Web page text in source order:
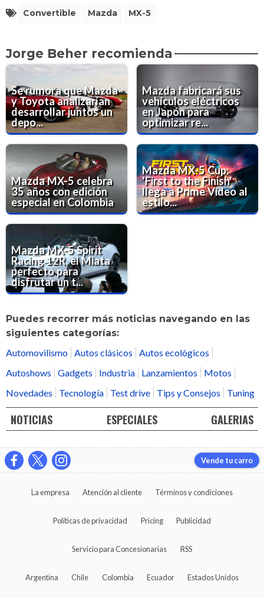
Convertible Mazda MX-5
Jorge Beher recomienda
Se rumora que Mazda
y Toyota analizarían
desarrollar juntos un
depo...
Mazda fabricará sus
vehículos eléctricos
en Japón para
optimizar re...
Mazda MX-5 celebra
35 años con edición
especial en Colombia
Mazda MX-5 Cup:
'First to the Finish'
llega a Prime Video al
estilo...
Mazda MX-5 Spirit
Racing 12R, el Miata
perfecto para
disfrutar un t...
Puedes recorrer más noticias navegando en las
siguientes categorías:
Automovilismo Autos clásicos
Autos ecológicos
Autoshows
Gadgets Industria Lanzamientos
Motos
Novedades
Tecnología Test drive Tips y Consejos Tuning
NOTICIAS ESPECIALES GALERIAS
Vende tu carro
La empresa Atención al cliente Términos y condiciones
Políticas de privacidad Pricing Publicidad
Servicio para Concesionarias RSS
Argentina Chile Colombia Ecuador Estados Unidos